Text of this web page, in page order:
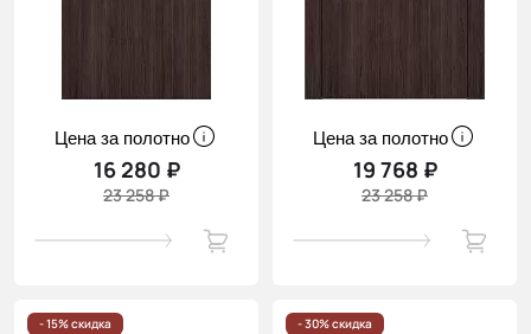
Цена за полотно
16 280 ₽
23 258 ₽
Цена за полотно
19 768 ₽
23 258 ₽
- 15% скидка - 30% скидка